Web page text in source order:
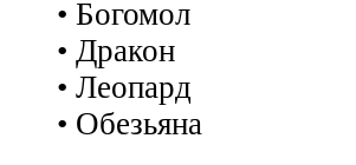
• Богомол
• Дракон
• Леопард
• Обезьяна